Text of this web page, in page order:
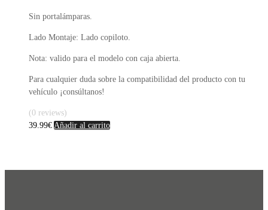
Sin portalámparas.
Lado Montaje: Lado copiloto.
Nota: valido para el modelo con caja abierta.
Para cualquier duda sobre la compatibilidad del producto con tu
vehículo ¡consúltanos!
(0 reviews)
39.99€ Añadir al carrito